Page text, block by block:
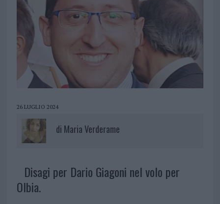
26 LUGLIO 2024
di Maria Verderame
Disagi per Dario Giagoni nel volo per
Olbia.